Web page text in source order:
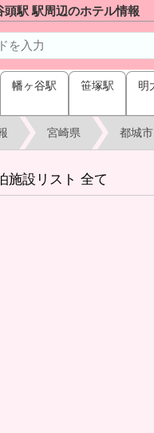
頭駅 駅周辺のホテル情報
幡ヶ谷駅 笹塚駅 明
宮崎県 都城市
施設リスト 全て